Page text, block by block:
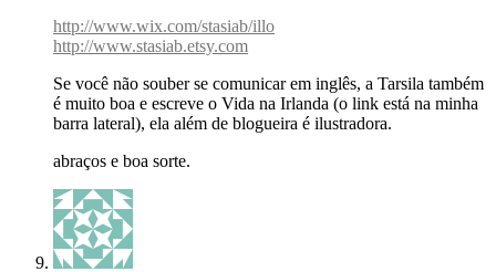
http://www.wix.com/stasiab/illo
http://www.stasiab.etsy.com
Se você não souber se comunicar em inglês, a Tarsila também
é muito boa e escreve o Vida na Irlanda (o link está na minha
barra lateral), ela além de blogueira é ilustradora.
abraços e boa sorte.